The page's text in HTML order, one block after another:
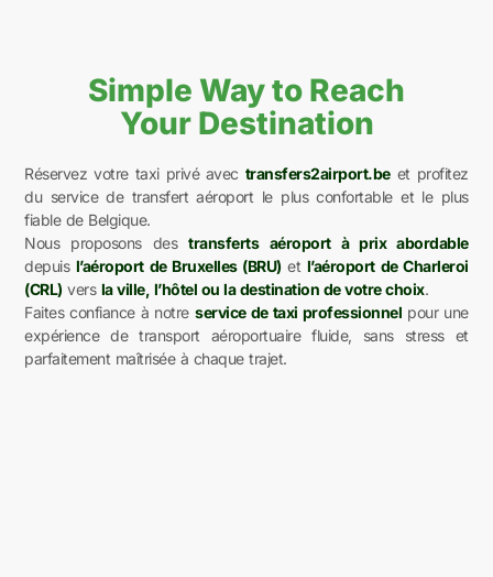
Simple Way to Reach
Your Destination
Réservez votre taxi privé avec transfers2airport.beet profitez
du service de transfert aéroport le plus confortable et le plus
fiable de Belgique.
Nous proposons destransferts aéroport à prix abordable
depuis l’aéroport de Bruxelles (BRU) et l’aéroport de Charleroi
(CRL) vers la ville, l’hôtel ou la destination de votre choix.
Faites confiance à notre service de taxi professionnel pour une
expérience de transport aéroportuaire fluide, sans stress et
parfaitement maîtrisée à chaque trajet.